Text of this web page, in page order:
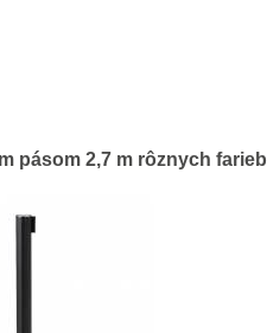
pásom 2,7 m rôznych farieb